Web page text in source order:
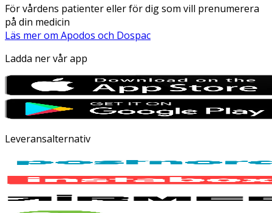
För vårdens patienter eller för dig som vill prenumerera
på din medicin
Läs mer om Apodos och Dospac
Ladda ner vår app
Leveransalternativ